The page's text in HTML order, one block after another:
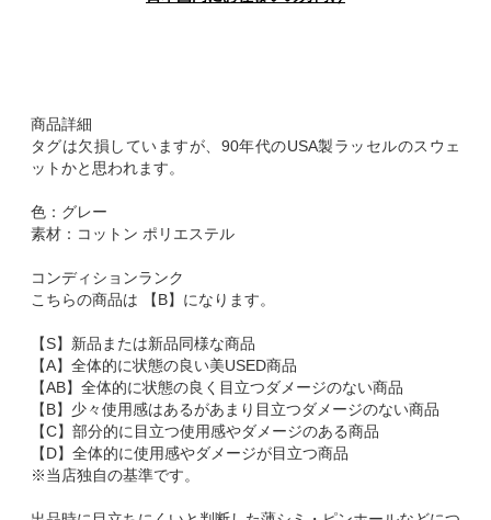
商品詳細
タグは欠損していますが、90年代のUSA製ラッセルのスウェ
ットかと思われます。
色：グレー
素材：コットン ポリエステル
コンディションランク
こちらの商品は 【B】になります。
【S】新品または新品同様な商品
【A】全体的に状態の良い美USED商品
【AB】全体的に状態の良く目立つダメージのない商品
【B】少々使用感はあるがあまり目立つダメージのない商品
【C】部分的に目立つ使用感やダメージのある商品
【D】全体的に使用感やダメージが目立つ商品
※当店独自の基準です。